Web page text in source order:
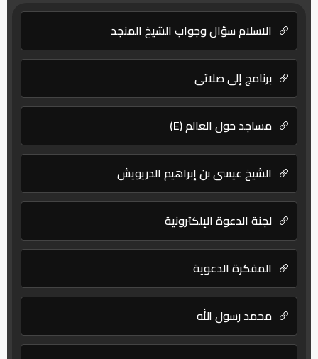
الاسلام سؤال وجواب الشيخ المنجد
برنامج إلى صلاتى
مساجد حول العالم (E)
الشيخ عيسى بن إبراهيم الدريويش
لجنة الدعوة الإلكترونية
المفكرة الدعوية
محمد رسول الله